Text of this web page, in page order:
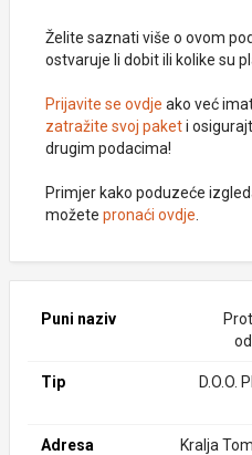
Želite saznati više o ovom
ostvaruje li dobit ili kolike su
Prijavite se ovdje ako već
zatražite svoj paketi
drugim podacima!
Primjer kako poduzeće
možete pronaći ovdje
Puni naziv
Tip
D.O.O.
Adresa Kralja